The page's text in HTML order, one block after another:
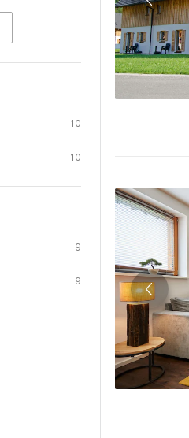
10
10
9
9